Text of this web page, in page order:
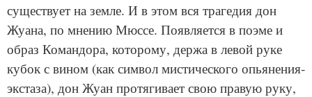
существует на земле. И в этом вся трагедия дон
Жуана, по мнению Мюссе. Появляется в поэме и
образ Командора, которому, держа в левой руке
кубок с вином (как символ мистического опьянения-
экстаза), дон Жуан протягивает свою правую руку,